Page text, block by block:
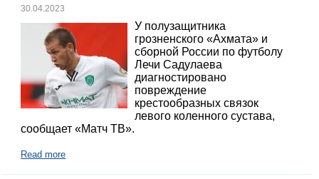
30.04.2023
У полузащитника
грозненского «Ахмата» и
сборной России по футболу
Лечи Садулаева
диагностировано
повреждение
крестообразных связок
левого коленного сустава,
сообщает «Матч ТВ».
Read more